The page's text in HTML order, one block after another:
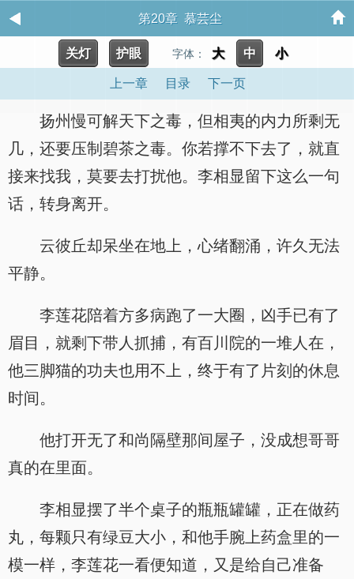
第20章 慕芸尘
关灯 护眼 字体： 大 中 小
上一章 目录 下一页
扬州慢可解天下之毒，但相夷的内力所剩无
几，还要压制碧茶之毒。你若撑不下去了，就直
接来找我，莫要去打扰他。李相显留下这么一句
话，转身离开。
云彼丘却呆坐在地上，心绪翻涌，许久无法
平静。
李莲花陪着方多病跑了一大圈，凶手已有了
眉目，就剩下带人抓捕，有百川院的一堆人在，
他三脚猫的功夫也用不上，终于有了片刻的休息
时间。
他打开无了和尚隔壁那间屋子，没成想哥哥
真的在里面。
李相显摆了半个桌子的瓶瓶罐罐，正在做药
丸，每颗只有绿豆大小，和他手腕上药盒里的一
模一样，李莲花一看便知道，又是给自己准备